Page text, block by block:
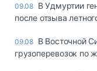
09.08 В Удмуртии
после отзыва
09.08 В Восточной
грузоперевозок по